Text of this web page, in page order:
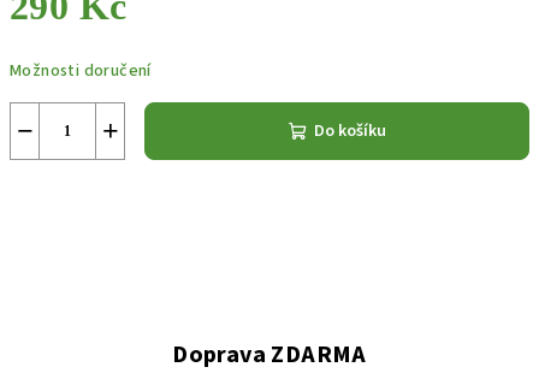
cena:
Možnosti doručení
+
− Do košíku
Doprava ZDARMA